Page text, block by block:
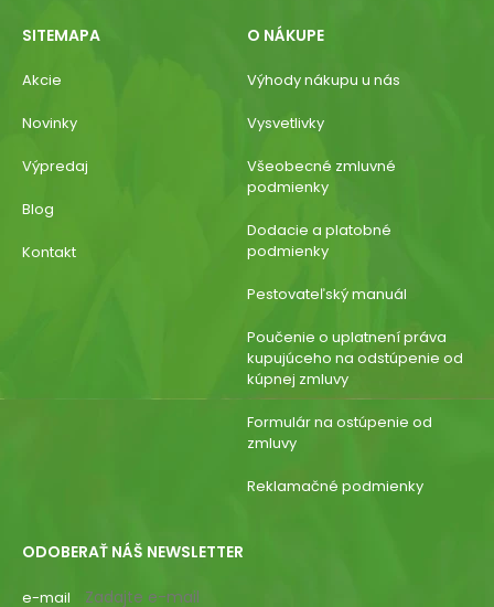
SITEMAPA
Akcie
Novinky
Výpredaj
Blog
Kontakt
O NÁKUPE
Výhody nákupu u nás
Vysvetlivky
Všeobecné zmluvné
podmienky
Dodacie a platobné
podmienky
Pestovateľský manuál
Poučenie o uplatnení práva
kupujúceho na odstúpenie od
kúpnej zmluvy
Formulár na ostúpenie od
zmluvy
Reklamačné podmienky
ODOBERAŤ NÁŠ NEWSLETTER
e-mail